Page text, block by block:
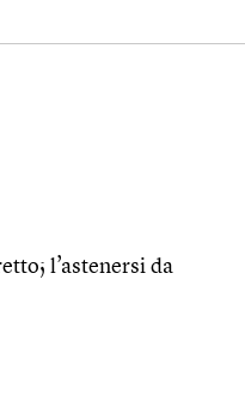
l’astenersi da